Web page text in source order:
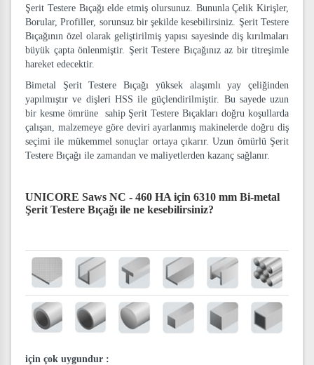
Şerit Testere Bıçağı elde etmiş olursunuz. Bununla Çelik Kirişler,
Borular, Profiller, sorunsuz bir şekilde kesebilirsiniz. Şerit Testere
Bıçağının özel olarak geliştirilmiş yapısı sayesinde diş kırılmaları
büyük çapta önlenmiştir. Şerit Testere Bıçağınız az bir titreşimle
hareket edecektir.
Bimetal Şerit Testere Bıçağı yüksek alaşımlı yay çeliğinden
yapılmıştır ve dişleri HSS ile güçlendirilmiştir. Bu sayede uzun
bir kesme ömrüne sahip Şerit Testere Bıçakları doğru koşullarda
çalışan, malzemeye göre deviri ayarlanmış makinelerde doğru diş
seçimi ile mükemmel sonuçlar ortaya çıkarır. Uzun ömürlü Şerit
Testere Bıçağı ile zamandan ve maliyetlerden kazanç sağlanır.
UNICORE Saws NC - 460 HA için 6310 mm Bi-metal
Şerit Testere Bıçağı ile ne kesebilirsiniz?
için çok uygundur :